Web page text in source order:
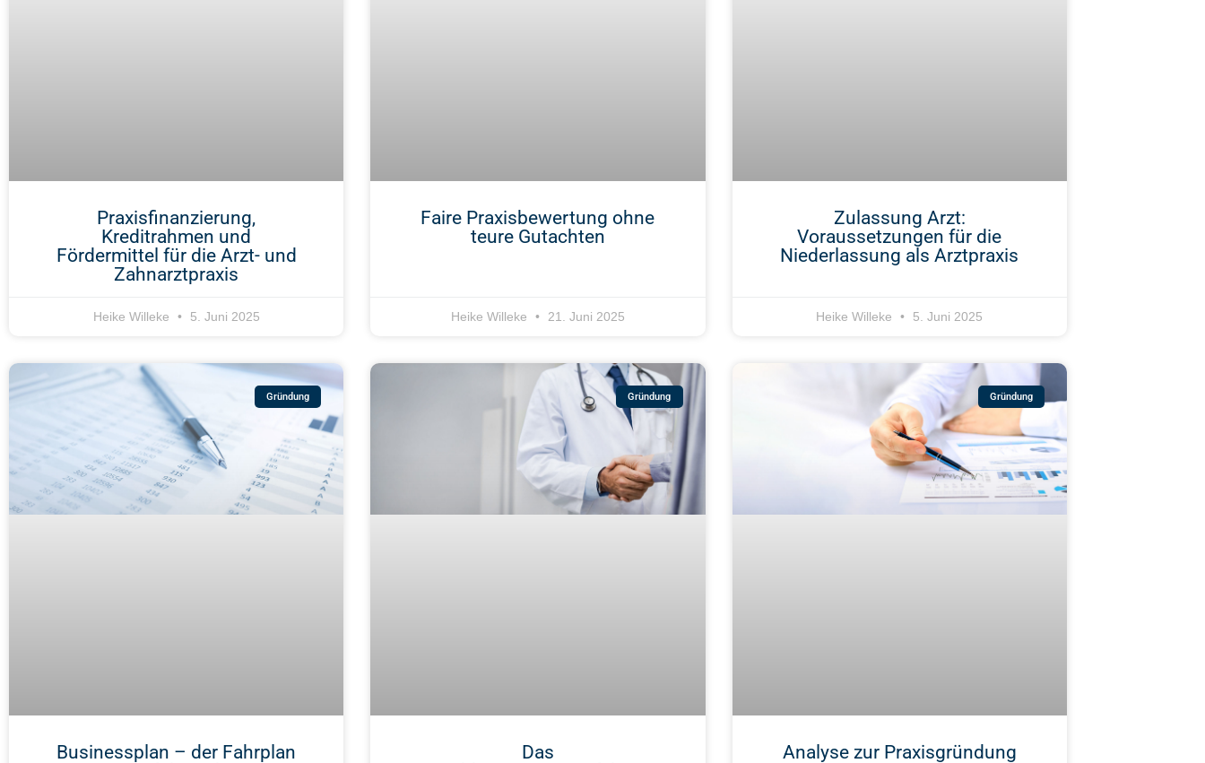
Praxisfinanzierung,
Kreditrahmen und
Fördermittel für die Arzt- und
Zahnarztpraxis
Heike Willeke 5. Juni 2025
Faire Praxisbewertung ohne
teure Gutachten
Heike Willeke 21. Juni 2025
Zulassung Arzt:
Voraussetzungen für die
Niederlassung als Arztpraxis
Heike Willeke 5. Juni 2025
Gründung
Businessplan – der Fahrplan
Gründung
Das
Gründung
Analyse zur Praxisgründung